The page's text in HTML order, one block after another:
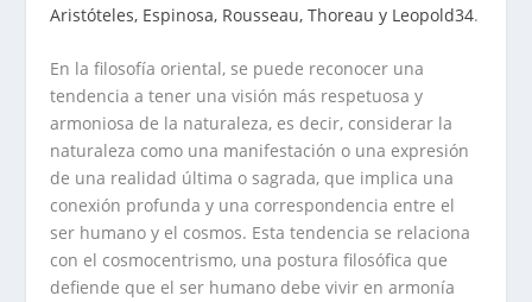
Aristóteles, Espinosa, Rousseau, Thoreau y Leopold34.
En la filosofía oriental, se puede reconocer una
tendencia a tener una visión más respetuosa y
armoniosa de la naturaleza, es decir, considerar la
naturaleza como una manifestación o una expresión
de una realidad última o sagrada, que implica una
conexión profunda y una correspondencia entre el
ser humano y el cosmos. Esta tendencia se relaciona
con el cosmocentrismo, una postura filosófica que
defiende que el ser humano debe vivir en armonía